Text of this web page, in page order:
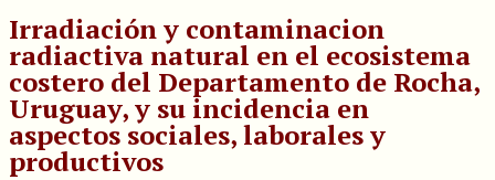
Irradiación y contaminacion
radiactiva natural en el ecosistema
costero del Departamento de Rocha,
Uruguay, y su incidencia en
aspectos sociales, laborales y
productivos